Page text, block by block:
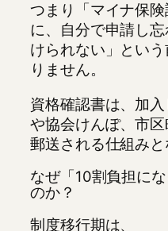
つまり「マイナ保
に、自分で申請し
けられない」とい
りません。
資格確認書は、加
や協会けんぽ、市
郵送される仕組み
なぜ「10割負担に
のか？
制度移行期は、